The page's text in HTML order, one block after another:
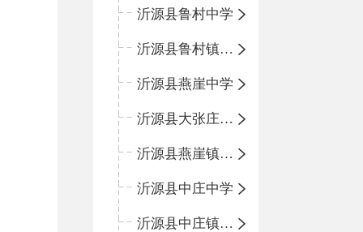
沂源县鲁村中学
沂源县鲁村镇中心小学
沂源县燕崖中学
沂源县大张庄中心学校
沂源县燕崖镇中心小学
沂源县中庄中学
沂源县中庄镇中心小学